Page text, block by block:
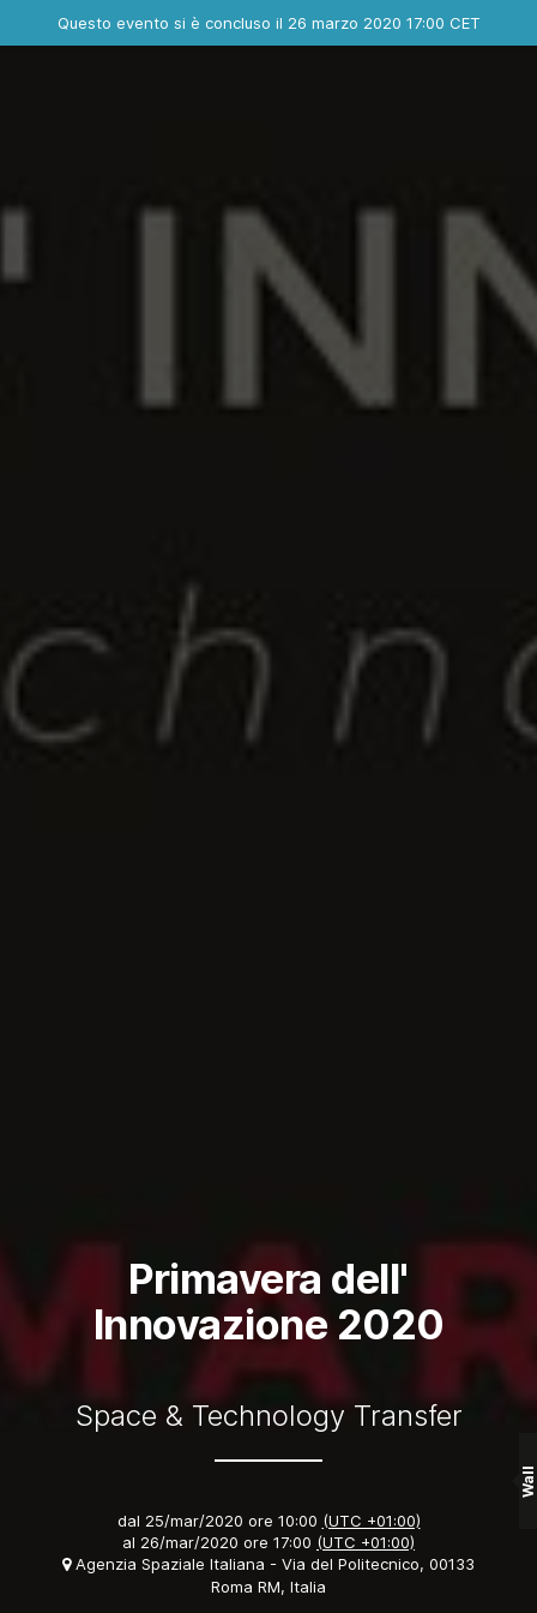
Questo evento si è concluso il 26 marzo 2020 17:00 CET
Primavera dell'
Innovazione 2020
Space & Technology Transfer
dal 25/mar/2020 ore 10:00 (UTC +01:00)
al 26/mar/2020 ore 17:00 (UTC +01:00)
Agenzia Spaziale Italiana - Via del Politecnico, 00133
Roma RM, Italia
Wall